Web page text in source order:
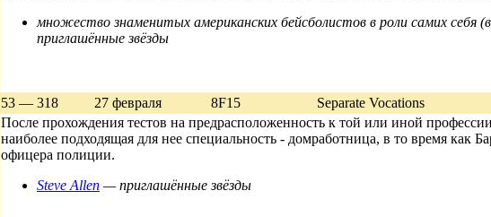
множество знаменитых американских бейсболистов в роли самих себя
приглашённые звёзды
53 — 318 27 февраля 8F15
Separate Vocations
После прохождения тестов на предрасположенность к той или иной
наиболее подходящая для нее специальность - домработница, в то время как
офицера полиции.
Steve Allen — приглашённые звёзды